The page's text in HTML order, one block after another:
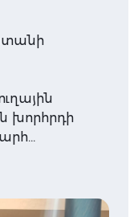
խորհրդի